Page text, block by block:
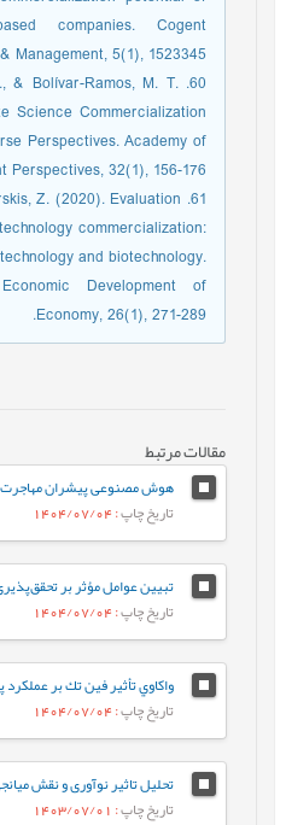
companies. Cogent
Management, 5(1), 1523345.‏
& Bolívar-Ramos, M. T.
Science Commercialization
Perspectives. Academy of
Perspectives, 32(1), 156-176.
Z. (2020). Evaluation
commercialization:
and biotechnology.
Development of
Economy, 26(1), 271-289.‏
مقالات مرتبط
تاریخ چاپ: 1404/07/04
تاریخ چاپ: 1404/07/04
تاریخ چاپ: 1404/07/04
تاریخ چاپ: 1403/07/01